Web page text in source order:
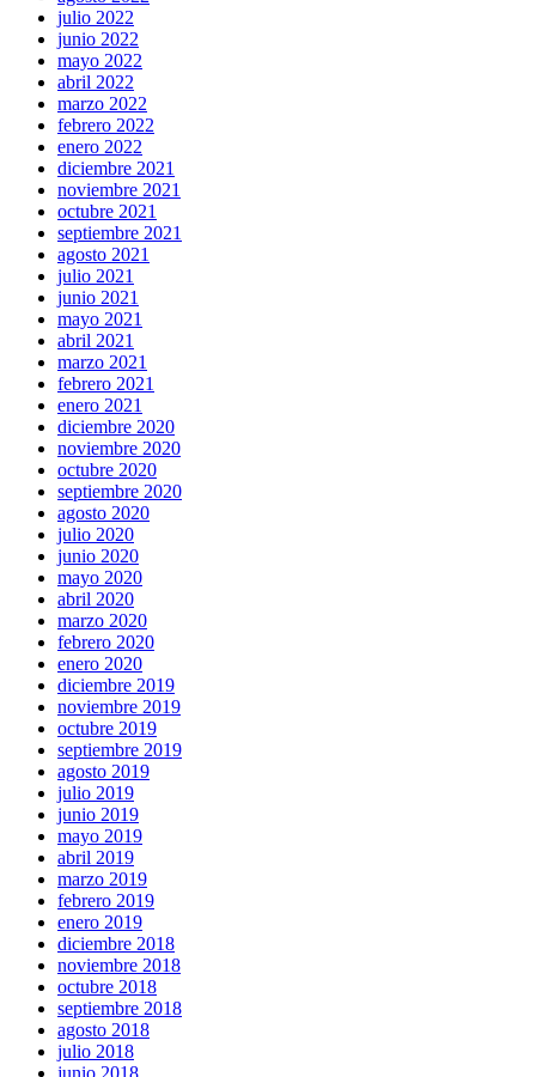
julio 2022
junio 2022
mayo 2022
abril 2022
marzo 2022
febrero 2022
enero 2022
diciembre 2021
noviembre 2021
octubre 2021
septiembre 2021
agosto 2021
julio 2021
junio 2021
mayo 2021
abril 2021
marzo 2021
febrero 2021
enero 2021
diciembre 2020
noviembre 2020
octubre 2020
septiembre 2020
agosto 2020
julio 2020
junio 2020
mayo 2020
abril 2020
marzo 2020
febrero 2020
enero 2020
diciembre 2019
noviembre 2019
octubre 2019
septiembre 2019
agosto 2019
julio 2019
junio 2019
mayo 2019
abril 2019
marzo 2019
febrero 2019
enero 2019
diciembre 2018
noviembre 2018
octubre 2018
septiembre 2018
agosto 2018
julio 2018
junio 2018